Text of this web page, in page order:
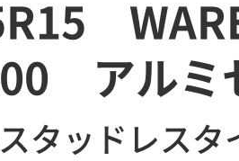
アルミ
タッドレスタ